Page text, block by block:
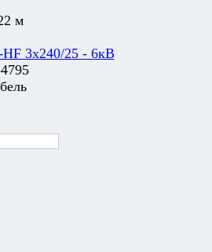
м
3х240/25 - 6кВ